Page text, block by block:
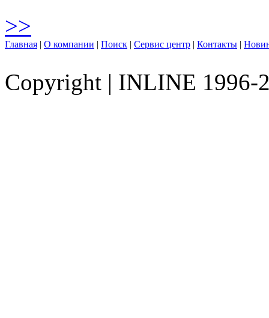
>>
Главная | О компании | Поиск | Сервис центр | Контакты |
Copyright | INLINE 1996-